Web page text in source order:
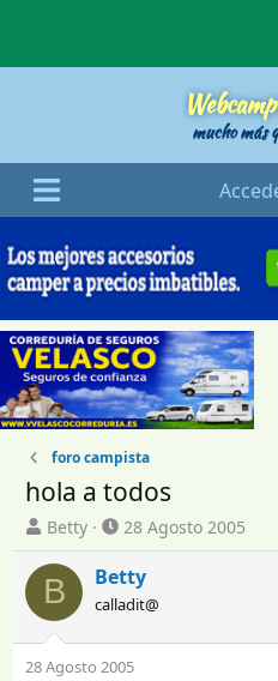
mucho más
foro campista
hola a todos
I
n
i
c
i
a
d
Betty
F
e
c
h
a
d
e
28 Agosto 2005
B Betty
calladit@
28 Agosto 2005